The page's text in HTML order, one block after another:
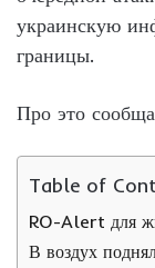
украинскую
границы.
Про это
Table of
RO-Alert для
В воздух